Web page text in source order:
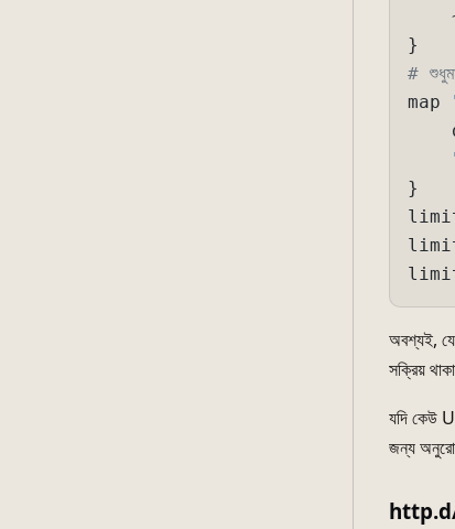
#
map
}
অবশ্যই,
সক্রিয়
যদি কেউ
জন্য